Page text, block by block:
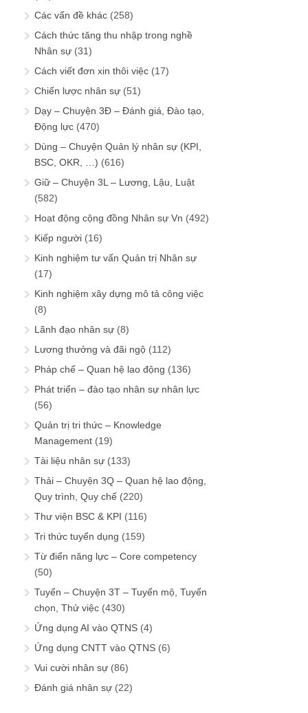
Các vấn đề khác (258)
Cách thức tăng thu nhập trong nghề
Nhân sự (31)
Cách viết đơn xin thôi việc (17)
Chiến lược nhân sự (51)
Dạy – Chuyện 3Đ – Đánh giá, Đào tạo,
Động lực (470)
Dùng – Chuyện Quản lý nhân sự (KPI,
BSC, OKR, …) (616)
Giữ – Chuyện 3L – Lương, Lậu, Luật
(582)
Hoạt động cộng đồng Nhân sự Vn (492)
Kiếp người (16)
Kinh nghiệm tư vấn Quản trị Nhân sự
(17)
Kinh nghiệm xây dựng mô tả công việc
(8)
Lãnh đạo nhân sự (8)
Lương thưởng và đãi ngộ (112)
Pháp chế – Quan hệ lao động (136)
Phát triển – đào tạo nhân sự nhân lực
(56)
Quản trị tri thức – Knowledge
Management (19)
Tài liệu nhân sự (133)
Thải – Chuyện 3Q – Quan hệ lao động,
Quy trình, Quy chế (220)
Thư viện BSC & KPI (116)
Tri thức tuyển dụng (159)
Từ điển năng lực – Core competency
(50)
Tuyển – Chuyện 3T – Tuyển mộ, Tuyển
chọn, Thử việc (430)
Ứng dụng AI vào QTNS (4)
Ứng dụng CNTT vào QTNS (6)
Vui cười nhân sự (86)
Đánh giá nhân sự (22)